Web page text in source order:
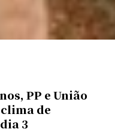
PP e União
de
3